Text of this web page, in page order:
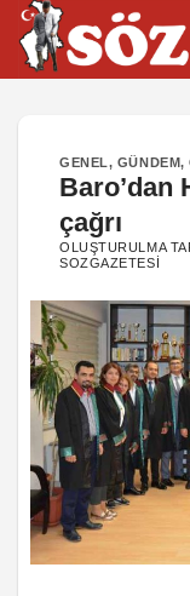
İçeriğe
atla
GENEL, GÜNDEM,
Baro’dan
çağrı
OLUŞTURULMA
SOZGAZETESI